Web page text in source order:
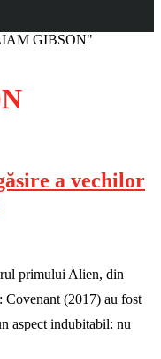
GIBSON"
a vechilor
primului Alien, din
Covenant (2017) au fost
aspect indubitabil: nu